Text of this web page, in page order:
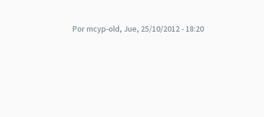
Pormcyp-old, Jue, 25/10/2012 - 18:20